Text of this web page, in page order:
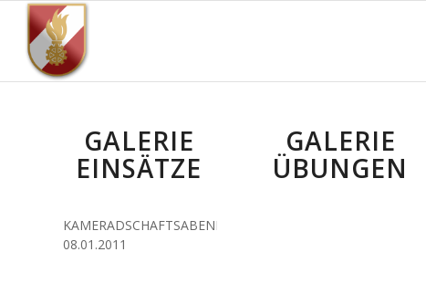
GALERIE
EINSÄTZE
KAMERADSCHAFTSABEND
08.01.2011
GALERIE
ÜBUNGEN